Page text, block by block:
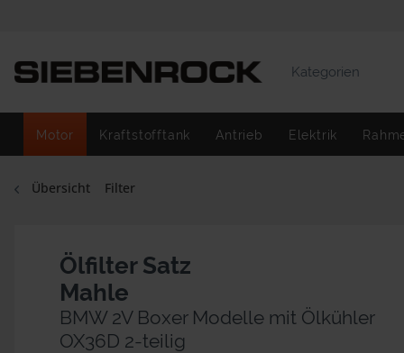
Kategorien
Motor Kraftstofftank Antrieb Elektrik
Übersicht Filter
Ölfilter Satz
Mahle
BMW 2V Boxer Modelle mit Ölkühler
OX36D 2-teilig